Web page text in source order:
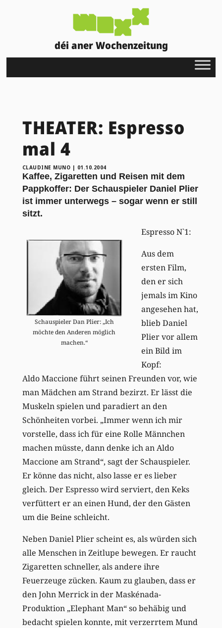
déi aner Wochenzeitung
THEATER: Espresso
mal 4
CLAUDINE MUNO | 01.10.2004
Kaffee, Zigaretten und Reisen mit dem
Pappkoffer: Der Schauspieler Daniel Plier
ist immer unterwegs – sogar wenn er still
sitzt.
Schauspieler Dan Plier: „Ich
möchte den Anderen möglich
machen.“
Espresso N`1:
Aus dem
ersten Film,
den er sich
jemals im Kino
angesehen hat,
blieb Daniel
Plier vor allem
ein Bild im
Kopf:
Aldo Maccione führt seinen Freunden vor, wie
man Mädchen am Strand bezirzt. Er lässt die
Muskeln spielen und paradiert an den
Schönheiten vorbei. „Immer wenn ich mir
vorstelle, dass ich für eine Rolle Männchen
machen müsste, dann denke ich an Aldo
Maccione am Strand“, sagt der Schauspieler.
Er könne das nicht, also lasse er es lieber
gleich. Der Espresso wird serviert, den Keks
verfüttert er an einen Hund, der den Gästen
um die Beine schleicht.
Neben Daniel Plier scheint es, als würden sich
alle Menschen in Zeitlupe bewegen. Er raucht
Zigaretten schneller, als andere ihre
Feuerzeuge zücken. Kaum zu glauben, dass er
den John Merrick in der Maskénada-
Produktion „Elephant Man“ so behäbig und
bedacht spielen konnte, mit verzerrtem Mund